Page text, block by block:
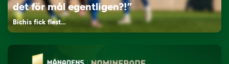
det för mål egentligen?!”
Bichis fick flest…